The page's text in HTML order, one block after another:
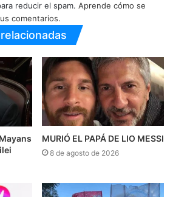
reducir el spam. Aprende cómo se
comentarios.
MURIÓ EL PAPÁ DE LIO MESSI
8 de agosto de 2026